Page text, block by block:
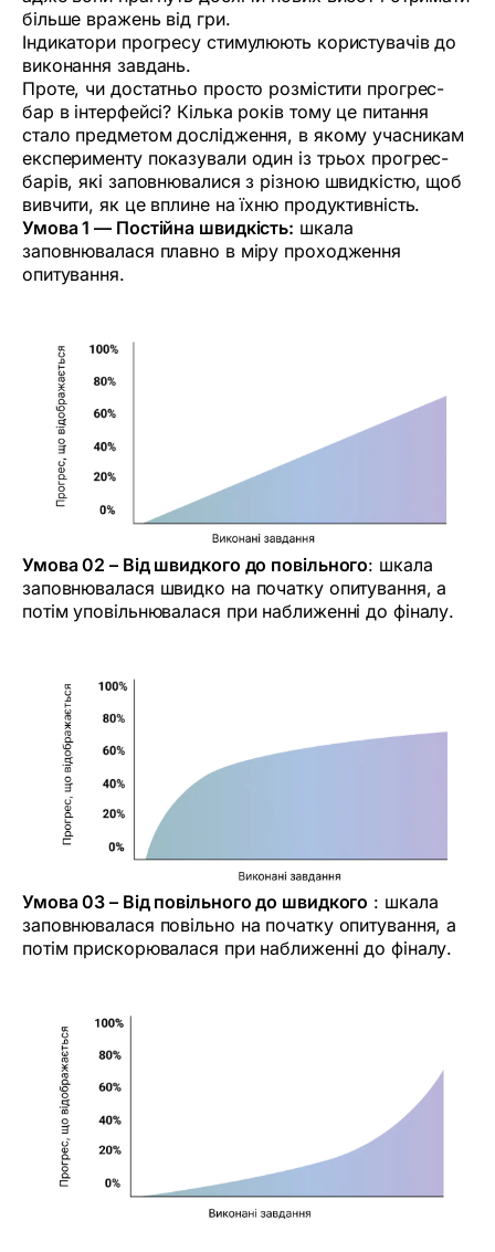
більше вражень від гри.
Індикатори прогресу стимулюють користувачів до
виконання завдань.
Проте, чи достатньо просто розмістити прогрес-
бар в інтерфейсі? Кілька років тому це питання
стало предметом дослідження, в якому учасникам
експерименту показували один із трьох прогрес-
барів, які заповнювалися з різною швидкістю, щоб
вивчити, як це вплине на їхню продуктивність.
Умова 1 — Постійна швидкість: шкала
заповнювалася плавно в міру проходження
опитування.
Умова 02 – Від швидкого до повільного: шкала
заповнювалася швидко на початку опитування, а
потім уповільнювалася при наближенні до фіналу.
Умова 03 – Від повільного до швидкого : шкала
заповнювалася повільно на початку опитування, а
потім прискорювалася при наближенні до фіналу.